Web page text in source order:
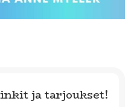
ja tarjoukset!